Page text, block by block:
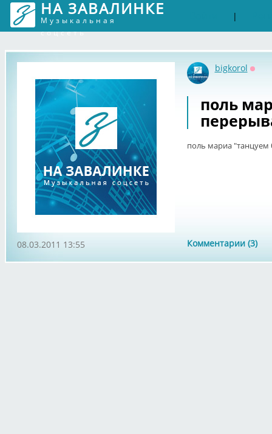
НА ЗАВАЛИНКЕ
Музыкальная
соцсеть
|
bigkorol
поль
поль мариа "танцуем
Комментарии (3)
08.03.2011 13:55